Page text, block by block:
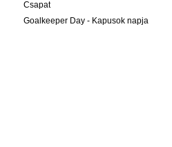
Csapat
Goalkeeper Day - Kapusok napja